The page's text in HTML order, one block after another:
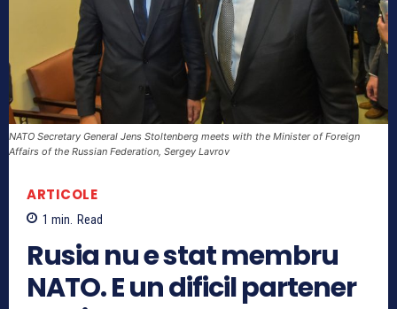
NATO Secretary General Jens Stoltenberg meets with the Minister of Foreign
Affairs of the Russian Federation, Sergey Lavrov
ARTICOLE
1 min. Read
Rusia nu e stat membru
NATO. E un dificil partener